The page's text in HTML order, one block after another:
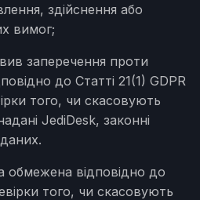
здійснення або
вимог;
заперечення проти
до Статті 21(1) GDPR
того, чи скасовують
JediDesk, законні
обмежена відповідно до
того, чи скасовують